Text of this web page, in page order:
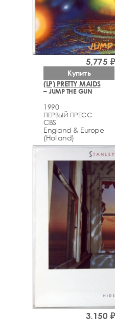
(LP) PRETTY MAIDS
– JUMP THE GUN
1990
ПЕРВЫЙ ПРЕСС
CBS
England & Europe
(Holland)
5,775 ₽
Купить
3,150 ₽